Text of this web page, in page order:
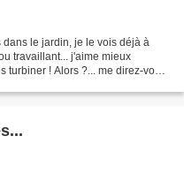
dans le jardin, je le vois déjà à
travaillant... j'aime mieux
turbiner ! Alors ?... me direz-vous